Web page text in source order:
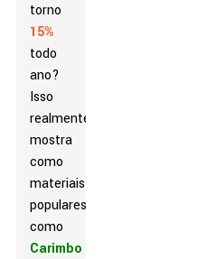
torno
15%
todo
ano?
Isso
realmente
mostra
como
materiais
populares
como
Carimbo